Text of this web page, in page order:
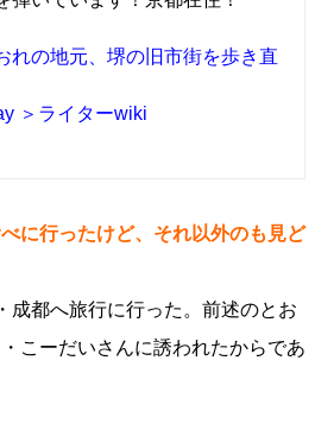
れの地元、堺の旧市街を歩き直
＞ライターwiki
に行ったけど、それ以外のも見ど
成都へ旅行に行った。前述のとお
こーだいさんに誘われたからであ